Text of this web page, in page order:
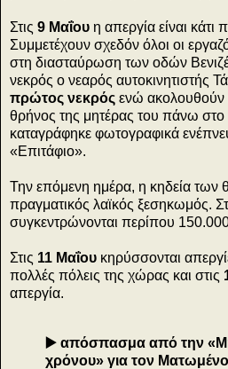
Στις 9 Μαΐου η απεργία είναι
Συμμετέχουν σχεδόν όλοι οι
στη διασταύρωση των οδών
νεκρός ο νεαρός αυτοκινητιστής
πρώτος νεκρός ενώ ακολουθούν
θρήνος της μητέρας του πάνω
καταγράφηκε φωτογραφικά
«Επιτάφιο».
Την επόμενη ημέρα, η κηδεία των
πραγματικός λαϊκός ξεσηκωμός.
συγκεντρώνονται περίπου
Στις 11 Μαΐου κηρύσσονται
πολλές πόλεις της χώρας και στις
απεργία.
▶️ απόσπασμα από την
χρόνου» για τον Ματωμένο